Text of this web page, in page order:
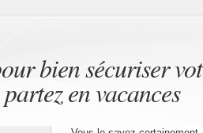
bien sécuriser
en vacances